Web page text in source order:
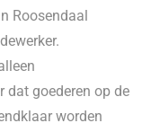
Roosendaal
dat goederen op de
worden